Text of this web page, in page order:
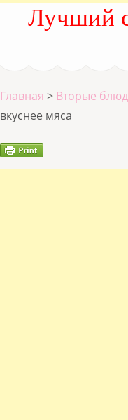
Лучший
Главная > Вторые
вкуснее мяса